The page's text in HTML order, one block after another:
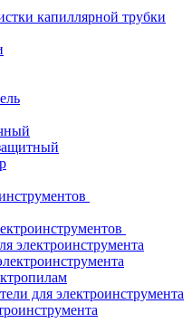
капиллярной трубки
электроинструмента
для электроинструмента